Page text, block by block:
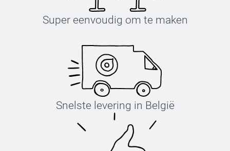
Super eenvoudig om te maken
Snelste levering in België